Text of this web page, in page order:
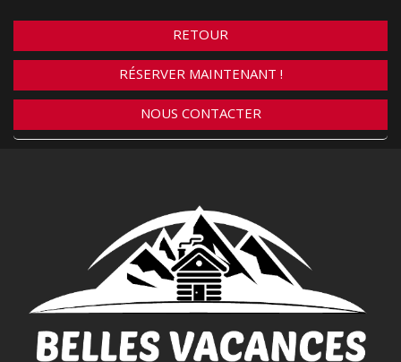
RETOUR
RÉSERVER MAINTENANT !
NOUS CONTACTER